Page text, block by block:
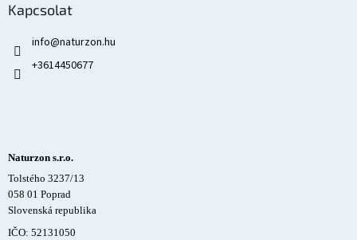
Kapcsolat
info@naturzon.hu
+3614450677
Naturzon s.r.o.
Tolstého 3237/13
058 01 Poprad
Slovenská republika
IČO: 52131050